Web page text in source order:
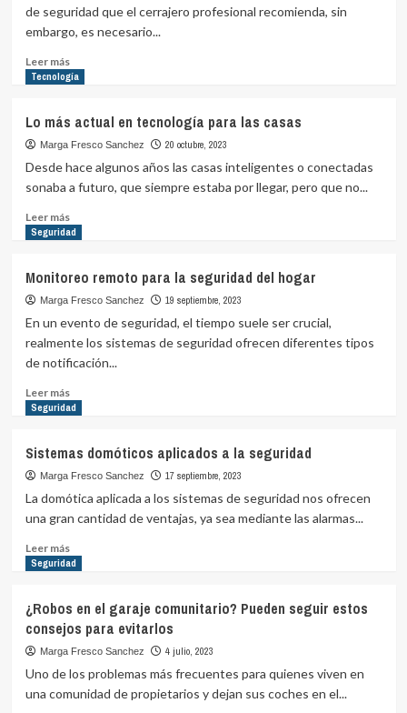
un
sistema
persianas
motorizadas
de seguridad que el cerrajero profesional recomienda, sin
embargo, es necesario...
Leer másLeer
más
frecuentes
en
cerraduras
inteligentes
sus
soluciones
Tecnología
Lo más actual en tecnología para las casas
Marga Fresco Sanchez 20 octubre, 2023
Desde hace algunos años las casas inteligentes o conectadas
sonaba a futuro, que siempre estaba por llegar, pero que no...
Leer másLeer
más
más
actual
en
tecnología
las
Seguridad
Monitoreo remoto para la seguridad del hogar
Marga Fresco Sanchez 19 septiembre, 2023
En un evento de seguridad, el tiempo suele ser crucial,
realmente los sistemas de seguridad ofrecen diferentes tipos
de notificación...
Leer másLeer
más
remoto
para
la
seguridad
hogar
Seguridad
Sistemas domóticos aplicados a la seguridad
Marga Fresco Sanchez 17 septiembre, 2023
La domótica aplicada a los sistemas de seguridad nos ofrecen
una gran cantidad de ventajas, ya sea mediante las alarmas...
Leer másLeer
más
domóticos
aplicados
a
la
seguridad
Seguridad
¿Robos en el garaje comunitario? Pueden seguir estos
consejos para evitarlos
Marga Fresco Sanchez 4 julio, 2023
Uno de los problemas más frecuentes para quienes viven en
una comunidad de propietarios y dejan sus coches en el...